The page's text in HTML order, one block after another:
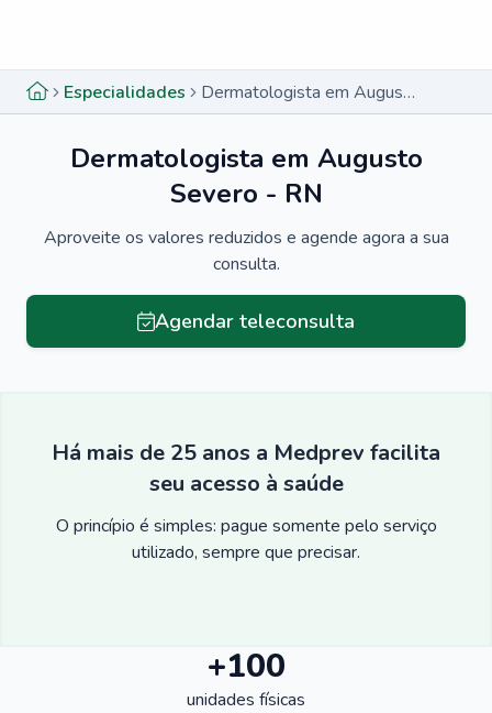
Especialidades Dermatologista em Augusto Severo - RN
Dermatologista em Augusto
Severo - RN
Aproveite os valores reduzidos e agende agora a sua
consulta.
Agendar teleconsulta
Há mais de 25 anos a Medprev facilita
seu acesso à saúde
O princípio é simples: pague somente pelo serviço
utilizado, sempre que precisar.
+100
unidades físicas